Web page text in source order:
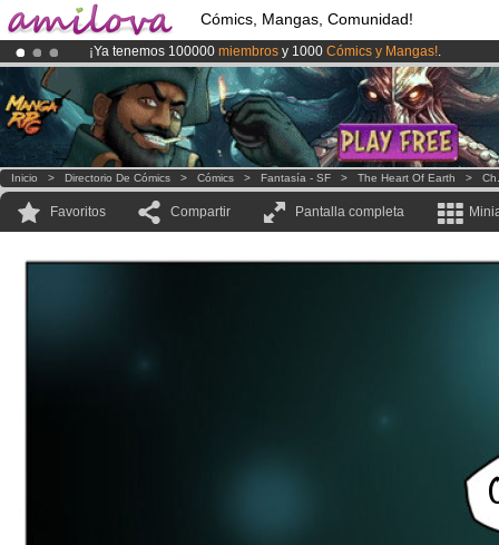
Cómics, Mangas, Comunidad!
¡Ya tenemos 100000 miembros y 1000 Cómics y Mangas!.
¡El Kickstarter Amilova está desormado lanzado!.
¡Conviertete en Premium por3.95 euros al mes!Hazte Premium ya
Inicio > Directorio De Cómics > Cómics > Fantasía - SF > The Heart Of Earth >
Favoritos Compartir Pantalla completa